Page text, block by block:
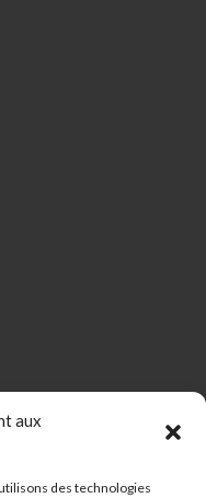
aux
des technologies